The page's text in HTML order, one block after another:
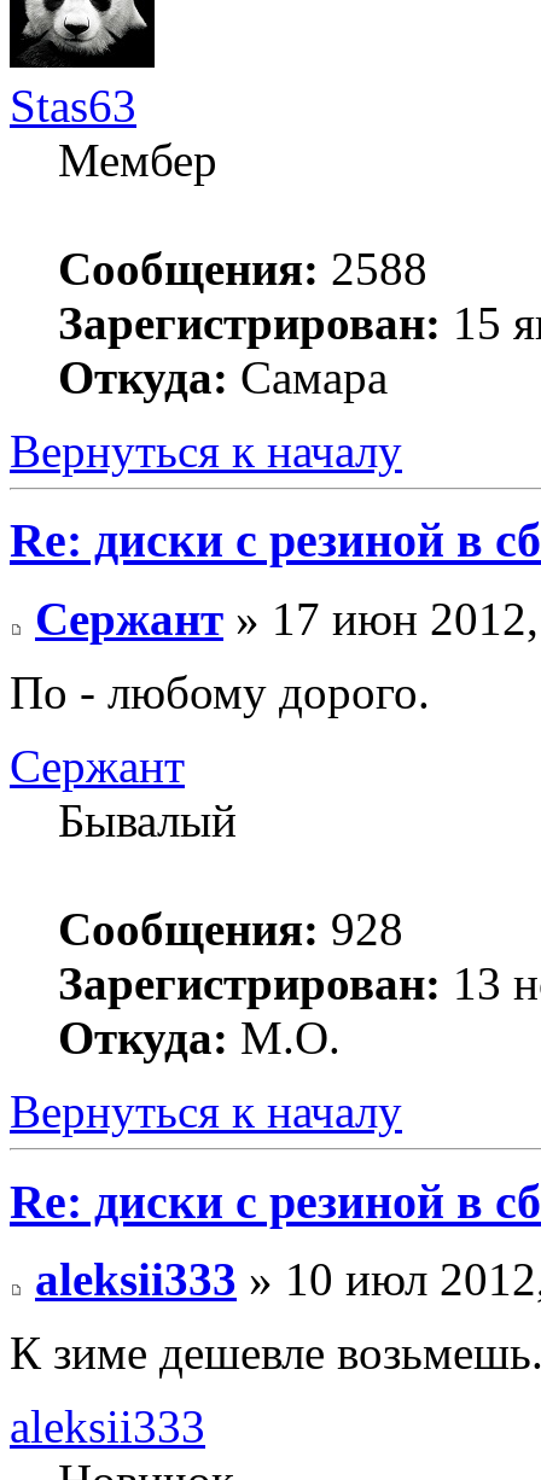
Stas63
Мембер
Сообщения: 2588
Зарегистрирован: 15
Откуда: Самара
Вернуться к началу
Re: диски с резиной в
Сержант » 17 июн
По - любому дорого.
Сержант
Бывалый
Сообщения: 928
Зарегистрирован: 13
Откуда: М.О.
Вернуться к началу
Re: диски с резиной в
aleksii333 » 10 июл
К зиме дешевле
aleksii333